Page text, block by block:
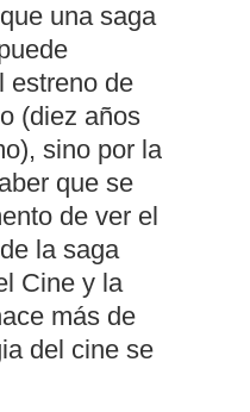
una saga
estreno de
(diez años
sino por la
que se
de ver el
la saga
Cine y la
más de
del cine se